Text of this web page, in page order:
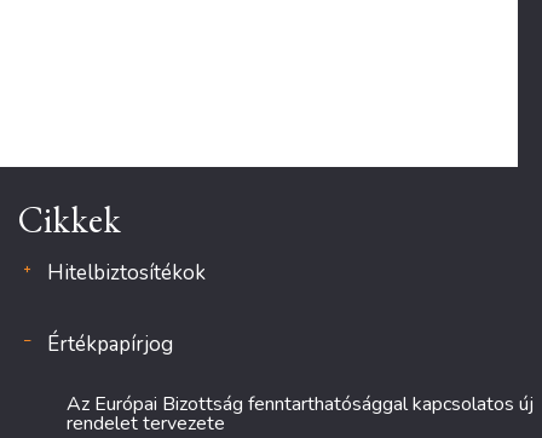
Cikkek
Hitelbiztosítékok
Értékpapírjog
Az Európai Bizottság fenntarthatósággal kapcsolatos új
rendelet tervezete